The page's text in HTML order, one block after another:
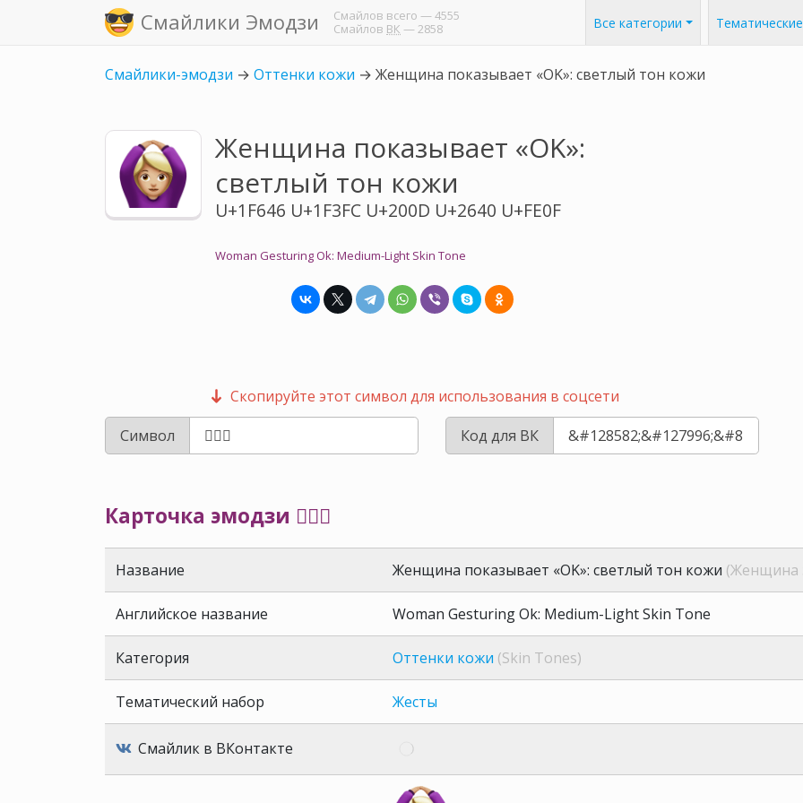
Смайлики Эмодзи Смайлов всего — 4555
Смайлов ВК — 2858 Все категории
Смайлики-эмодзи → Оттенки кожи → Женщина показывает «OK»: светлый тон кожи
Женщина показывает «OK»:
светлый тон кожи
U+1F646 U+1F3FC U+200D U+2640 U+FE0F
Woman Gesturing Ok: Medium-Light Skin Tone
Скопируйте этот символ для использования в соцсети
Символ
Код для ВК
Карточка эмодзи 🙆🏼‍♀️
Название Женщина показывает «OK»: светлый тон кожи (Женщина
Английское название Woman Gesturing Ok: Medium-Light Skin Tone
Категория Оттенки кожи (Skin Tones)
Тематический набор Жесты
Смайлик в ВКонтакте